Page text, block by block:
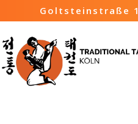
Goltsteinstraße